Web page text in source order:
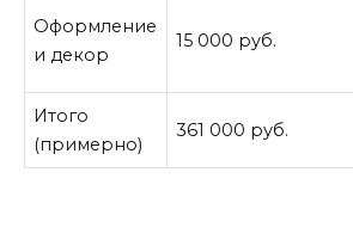
Оформление
и декор
15 000 руб.
Итого
(примерно)
361 000 руб.